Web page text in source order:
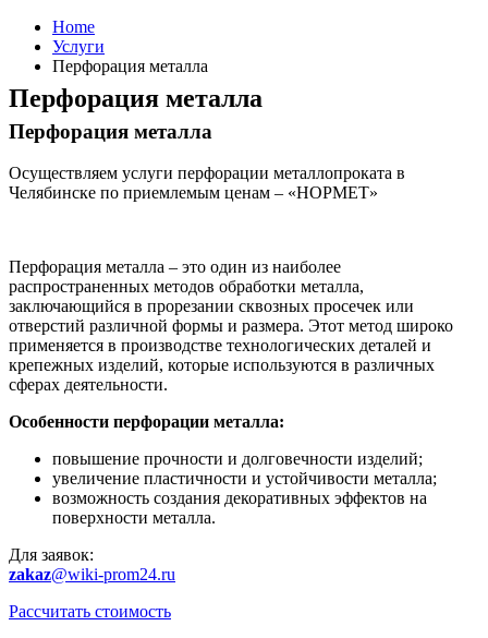
Home
Услуги
Перфорация металла
Перфорация металла
Перфорация металла
Осуществляем услуги перфорации металлопроката в
Челябинске по приемлемым ценам – «НОРМЕТ»
Перфорация металла – это один из наиболее
распространенных методов обработки металла,
заключающийся в прорезании сквозных просечек или
отверстий различной формы и размера. Этот метод широко
применяется в производстве технологических деталей и
крепежных изделий, которые используются в различных
сферах деятельности.
Особенности перфорации металла:
повышение прочности и долговечности изделий;
увеличение пластичности и устойчивости металла;
возможность создания декоративных эффектов на
поверхности металла.
Для заявок:
zakaz@wiki-prom24.ru
Рассчитать стоимость